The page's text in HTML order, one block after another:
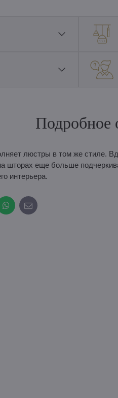
Подробное
люстры в том же стиле.
еще больше
интерьера.
WhatsApp
E-
mail